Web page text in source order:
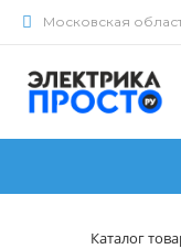
Московская
Каталог